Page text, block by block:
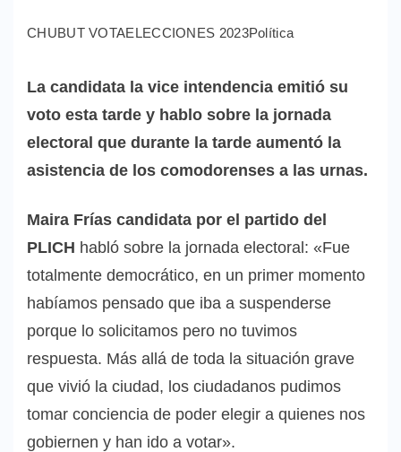
CHUBUT VOTAELECCIONES 2023Política
La candidata la vice intendencia emitió su
voto esta tarde y hablo sobre la jornada
electoral que durante la tarde aumentó la
asistencia de los comodorenses a las urnas.
Maira Frías candidata por el partido del
PLICH habló sobre la jornada electoral: «Fue
totalmente democrático, en un primer momento
habíamos pensado que iba a suspenderse
porque lo solicitamos pero no tuvimos
respuesta. Más allá de toda la situación grave
que vivió la ciudad, los ciudadanos pudimos
tomar conciencia de poder elegir a quienes nos
gobiernen y han ido a votar».